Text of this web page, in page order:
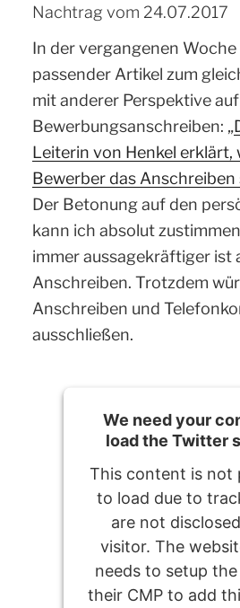
Nachtrag vom 24.07.2017
In der vergangenen
passender Artikel zum
mit anderer Perspektive
Bewerbungsanschreiben: „
Leiterin von Henkel erklärt,
Bewerber das Anschreiben
Der Betonung auf den
kann ich absolut
immer aussagekräftiger ist
Anschreiben. Trotzdem
Anschreiben und
ausschließen.
We need your
load the Twitter
This content is not
to load due to
are not
visitor. The
needs to setup
their CMP to add